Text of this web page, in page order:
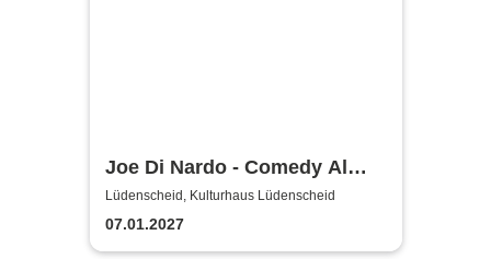
Joe Di Nardo - Comedy Al
Dente
Lüdenscheid, Kulturhaus Lüdenscheid
07.01.2027